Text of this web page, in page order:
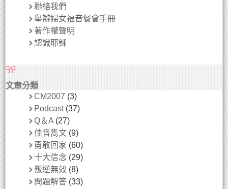
聯絡我們
舉辦婦女福音餐會手冊
著作權聲明
認識耶穌
文章分類
CM2007 (3)
Podcast(37)
Q＆A (27)
佳音雋文 (9)
勇敢回家 (60)
十大信念 (29)
叛逆無效 (8)
問題解答 (33)